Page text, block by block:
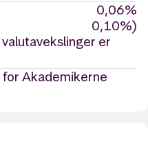
0,06%
0,10%)
er
Akademikerne